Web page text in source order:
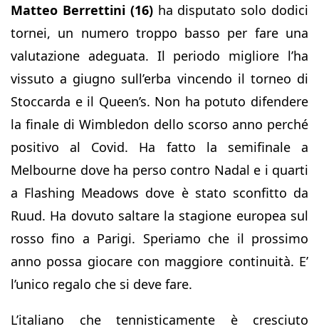
Matteo Berrettini (16)ha disputato solo dodici
tornei, un numero troppo basso per fare una
valutazione adeguata. Il periodo migliore l’ha
vissuto a giugno sull’erba vincendo il torneo di
Stoccarda e il Queen’s. Non ha potuto difendere
la finale di Wimbledon dello scorso anno perché
positivo al Covid. Ha fatto la semifinale a
Melbourne dove ha perso contro Nadal e i quarti
a Flashing Meadows dove è stato sconfitto da
Ruud. Ha dovuto saltare la stagione europea sul
rosso fino a Parigi. Speriamo che il prossimo
anno possa giocare con maggiore continuità. E’
l’unico regalo che si deve fare.
L’italiano che tennisticamente è cresciuto